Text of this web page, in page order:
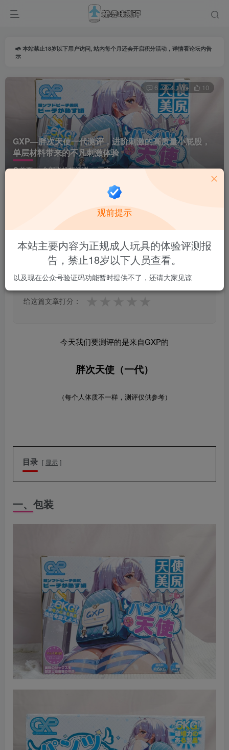
本站禁止18岁以下用户访问, 站内每个月还会开启积分活动，详情看论坛内告
示
GXP—胖次天使一代测评，进阶刺激的高质量小屁股，
单层材料带来的不凡刺激体验
首页 全部飞机杯评测 正文
6 4.1W+ 10
★★★★★
★★★★★ 1 人参与
给这篇文章打分：
今天我们要测评的是来自GXP的
胖次天使（一代）
（每个人体质不一样，测评仅供参考）
目录 显示
一、 包装
观前提示
本站主要内容为正规成人玩具的体验评测报
告，禁止18岁以下人员查看。
以及现在公众号验证码功能暂时提供不了，还请大家见谅